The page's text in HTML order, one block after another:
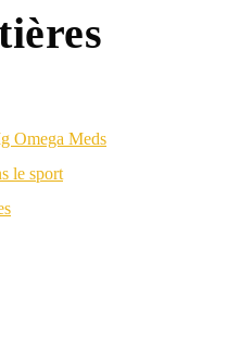
Omega Meds
le sport